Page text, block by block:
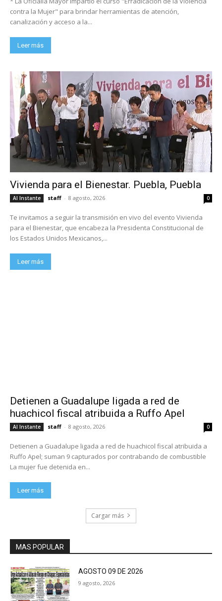
contra la Mujer" para brindar herramientas de atención,
canalización y acceso a la...
Leer más
Vivienda para el Bienestar. Puebla, Puebla
Al Instante staff - 8 agosto, 2026 0
Te invitamos a seguir la transmisión en vivo del evento Vivienda
para el Bienestar, que encabeza la Presidenta Constitucional de
los Estados Unidos Mexicanos,...
Leer más
Detienen a Guadalupe ligada a red de
huachicol fiscal atribuida a Ruffo Apel
Al Instante staff - 8 agosto, 2026 0
Detienen a Guadalupe ligada a red de huachicol fiscal atribuida a
Ruffo Apel; suman 9 capturados por contrabando de combustible
La mujer fue detenida en...
Leer más
Cargar más
MAS POPULAR
AGOSTO 09 DE 2026
9 agosto, 2026